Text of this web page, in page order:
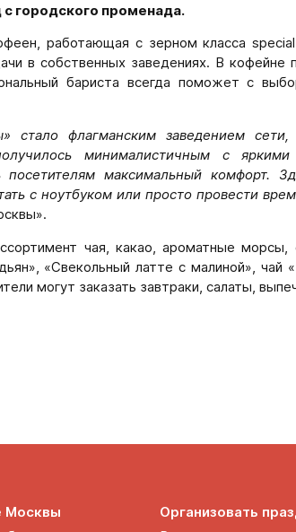
городского променада.
работающая с зерном класса
в собственных заведениях. В кофейне
бариста всегда поможет с
стало флагманским заведением
минималистичным с
посетителям максимальный комфорт.
с ноутбуком или просто провести
чая, какао, ароматные
«Свекольный латте с малиной», чай
могут заказать завтраки, салаты,
Москвы
Организовать